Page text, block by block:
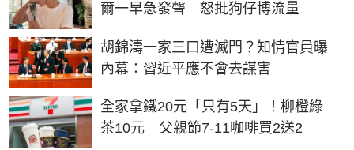
爾一早急發聲 怒批狗仔博流量
胡錦濤一家三口遭滅門？知情官員曝
內幕：習近平應不會去謀害
全家拿鐵20元「只有5天」！柳橙綠
茶10元 父親節7-11咖啡買2送2